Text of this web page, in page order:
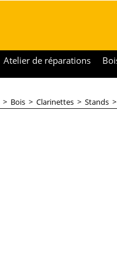
Atelier de réparations
> Bois > Clarinettes > Stands >